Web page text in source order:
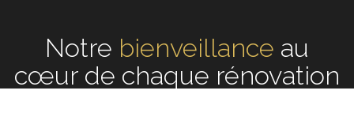
Notreécouteau cœur de
chaque rénovation